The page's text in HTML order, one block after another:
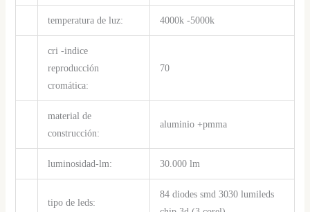
temperatura de luz: 4000k -5000k
cri -indice
reproducción
cromática:
70
material de
construcción:
aluminio +pmma
luminosidad-lm: 30.000 lm
tipo de leds:
84 diodes smd 3030 lumileds